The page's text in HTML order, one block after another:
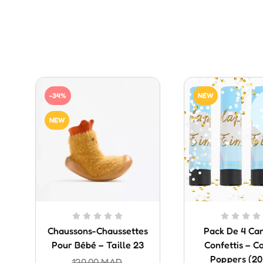
-34%
NEW
Chaussons-Chaussettes
Pour Bébé – Taille 23
NEW
Pack De 4
Confettis –
Poppers